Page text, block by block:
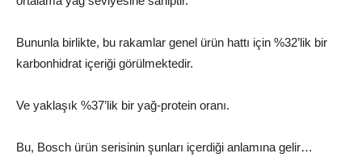
Bununla birlikte, bu rakamlar genel ürün hattı için %32’lik bir
karbonhidrat içeriği görülmektedir.
Ve yaklaşık %37’lik bir yağ-protein oranı.
Bu, Bosch ürün serisinin şunları içerdiği anlamına gelir…